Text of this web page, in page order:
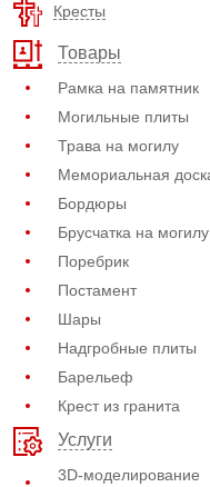
Кресты
Товары
Рамка на памятник
Могильные плиты
Трава на могилу
Мемориальная
Бордюры
Брусчатка на могилу
Поребрик
Постамент
Шары
Надгробные плиты
Барельеф
Крест из гранита
Услуги
3D-моделирование